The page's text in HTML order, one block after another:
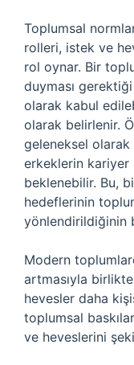
Toplumsal
rolleri, istek ve
rol oynar. Bir
duyması
olarak kabul
olarak belirlenir.
geleneksel olarak
erkeklerin kariyer
beklenebilir. Bu,
hedeflerinin
yönlendirildiğinin
Modern
artmasıyla
hevesler daha
toplumsal
ve heveslerini